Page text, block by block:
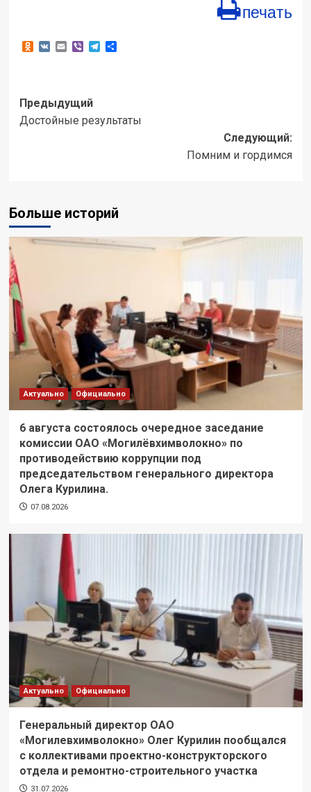
печать
Odnoklassniki
VK EmailViberTelegram
Отправить
Навигация
записи
Предыдущий
Достойные результаты
Следующий:
Помним и гордимся
Больше историй
Актуально Официально
6 августа состоялось очередное заседание
комиссии ОАО «Могилёвхимволокно» по
противодействию коррупции под
председательством генерального директора
Олега Курилина.
07.08.2026
Актуально Официально
Генеральный директор ОАО
«Могилевхимволокно» Олег Курилин пообщался
с коллективами проектно-конструкторского
отдела и ремонтно-строительного участка
31.07.2026